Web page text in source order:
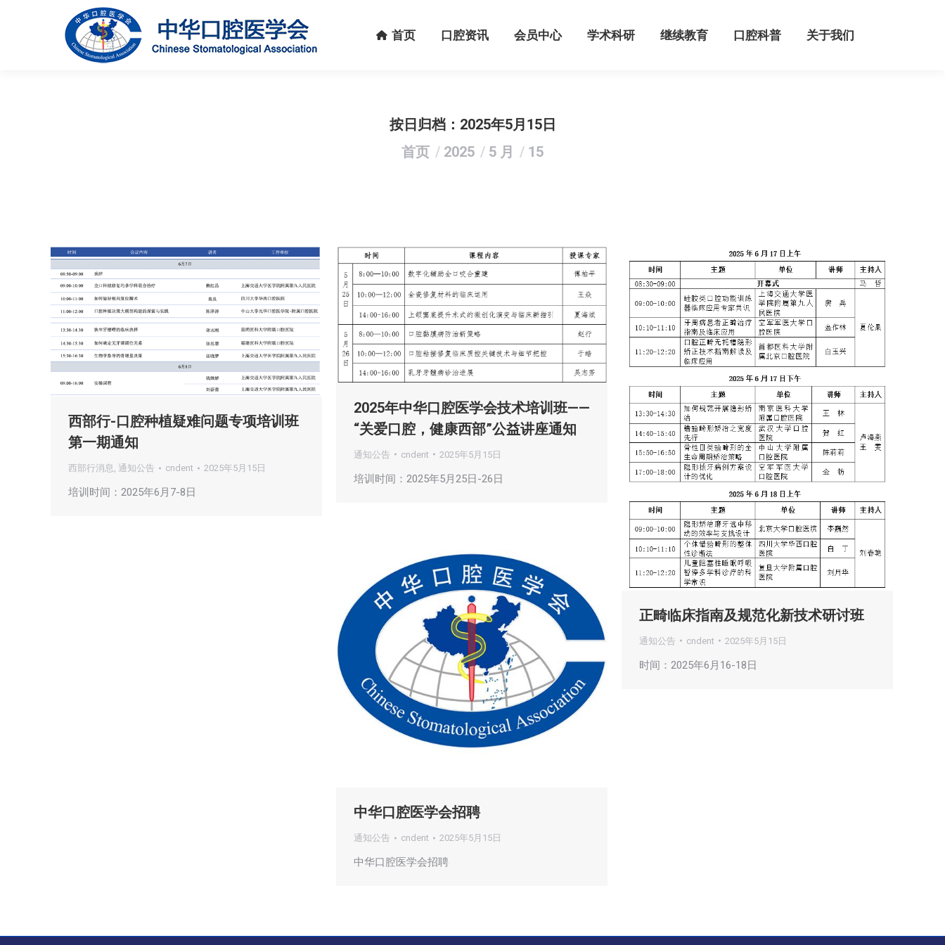
首页 口腔资讯 会员中心 学术科研 继续教育 口腔科普 关于我们
按日归档： 2025年5月15日
您在这里：
首页 2025 5 月 15
西部行-口腔种植疑难问题专项培训班
第一期通知
西部行消息, 通知公告 cndent 2025年5月15日
培训时间：2025年6月7-8日
2025年中华口腔医学会技术培训班——
“关爱口腔，健康西部”公益讲座通知
通知公告 cndent 2025年5月15日
培训时间：2025年5月25日-26日
正畸临床指南及规范化新技术研讨班
通知公告 cndent 2025年5月15日
时间：2025年6月16-18日
中华口腔医学会招聘
通知公告 cndent 2025年5月15日
中华口腔医学会招聘